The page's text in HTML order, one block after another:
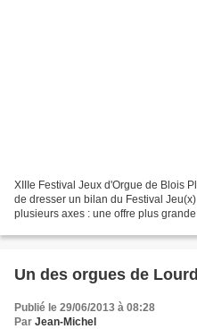
XIIIe Festival Jeux d'Orgue de Blois
de dresser un bilan du Festival
plusieurs axes : une offre plus
Un des orgues de
Publié le 29/06/2013 à 08:28
Par Jean-Michel